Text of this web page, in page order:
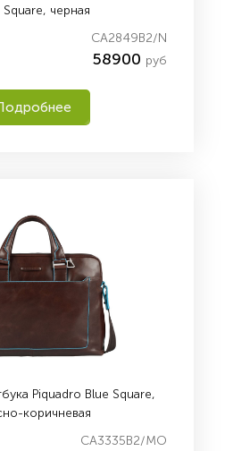
Square, черная
CA2849B2/N
58900 руб
Piquadro Blue Square,
коричневая
CA3335B2/MO